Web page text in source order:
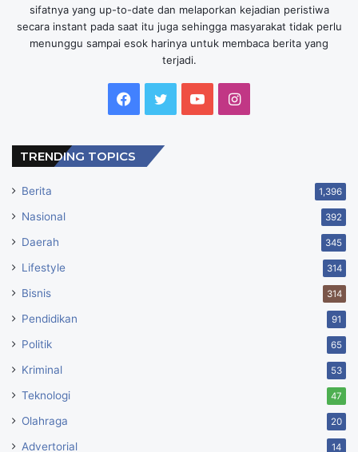
sifatnya yang up-to-date dan melaporkan kejadian peristiwa
secara instant pada saat itu juga sehingga masyarakat tidak perlu
menunggu sampai esok harinya untuk membaca berita yang
terjadi.
Facebook
TwitterYouTubeInstagram
TRENDING TOPICS
Berita 1,396
Nasional 392
Daerah 345
Lifestyle 314
Bisnis 314
Pendidikan 91
Politik 65
Kriminal 53
Teknologi 47
Olahraga 20
Advertorial 14